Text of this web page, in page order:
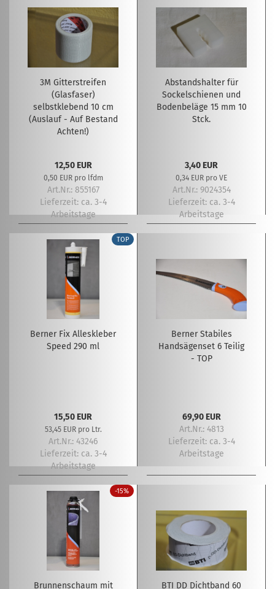
3M Gitterstreifen
(Glasfaser)
selbstklebend 10 cm
(Auslauf - Auf Bestand
Achten!)
12,50 EUR
0,50 EUR pro lfdm
Art.Nr.: 855167
Lieferzeit: ca. 3-4
Arbeitstage
Abstandshalter für
Sockelschienen und
Bodenbeläge 15 mm 10
Stck.
3,40 EUR
0,34 EUR pro VE
Art.Nr.: 9024354
Lieferzeit: ca. 3-4
Arbeitstage
TOP
Berner Fix Alleskleber
Speed 290 ml
15,50 EUR
53,45 EUR pro Ltr.
Art.Nr.: 43246
Lieferzeit: ca. 3-4
Arbeitstage
Berner Stabiles
Handsägenset 6 Teilig
- TOP
69,90 EUR
Art.Nr.: 4813
Lieferzeit: ca. 3-4
Arbeitstage
-15%
Brunnenschaum mit
BTI DD Dichtband 60